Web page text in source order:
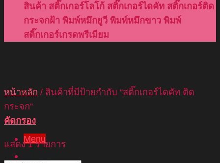
สินค้า สติ๊กเกอร์โลโก้ สติ๊กเกอร์ไดคัท สติ๊กเกอร์ติด
กระจกฝ้า พิมพ์หมึกยูวี พิมพ์หมึกขาว พิมพ์
สติ๊กเกอร์เกรดพรีเมียม
Menu
หน้าหลัก / สินค้าที่มีป้ายกำกับ “สติ๊กเกอร์ไดคัท ติด
กระจก”
คัดกรอง
แสดง 1 รายการ